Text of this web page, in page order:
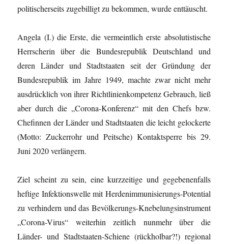
politischerseits zugebilligt zu bekommen, wurde enttäuscht.
Angela (I.) die Erste, die vermeintlich erste absolutistische
Herrscherin über die Bundesrepublik Deutschland und
deren Länder und Stadtstaaten seit der Gründung der
Bundesrepublik im Jahre 1949, machte zwar nicht mehr
ausdrücklich von ihrer Richtlinienkompetenz Gebrauch, ließ
aber durch die „Corona-Konferenz“ mit den Chefs bzw.
Chefinnen der Länder und Stadtstaaten die leicht gelockerte
(Motto: Zuckerrohr und Peitsche) Kontaktsperre bis 29.
Juni 2020 verlängern.
Ziel scheint zu sein, eine kurzzeitige und gegebenenfalls
heftige Infektionswelle mit Herdenimmunisierungs-Potential
zu verhindern und das Bevölkerungs-Knebelungsinstrument
„Corona-Virus“ weiterhin zeitlich nunmehr über die
Länder- und Stadtstaaten-Schiene (rückholbar?!) regional